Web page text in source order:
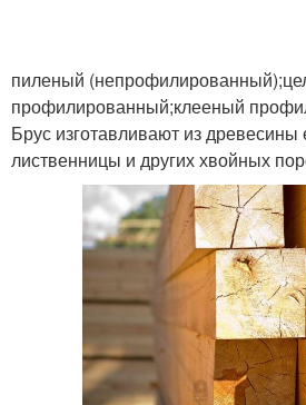
пиленый
профилированный;клееный
Брус изготавливают из древесины
лиственницы и других хвойных